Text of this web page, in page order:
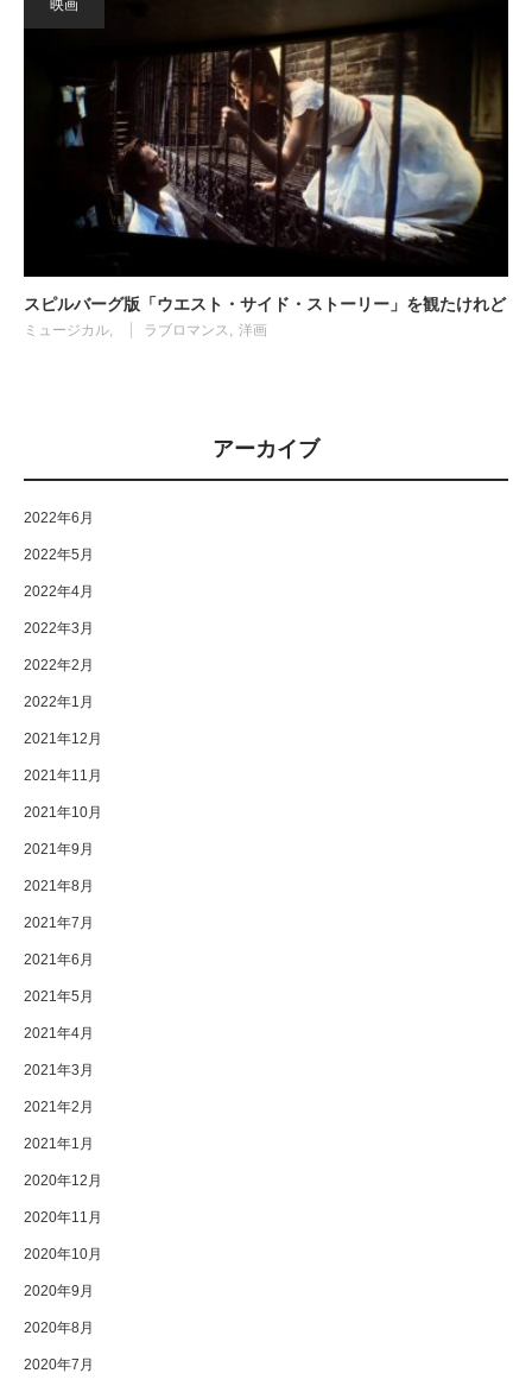
映画
スピルバーグ版「ウエスト・サイド・ストーリー」を観たけれど
ミュージカル ラブロマンス 洋画
アーカイブ
2022年6月
2022年5月
2022年4月
2022年3月
2022年2月
2022年1月
2021年12月
2021年11月
2021年10月
2021年9月
2021年8月
2021年7月
2021年6月
2021年5月
2021年4月
2021年3月
2021年2月
2021年1月
2020年12月
2020年11月
2020年10月
2020年9月
2020年8月
2020年7月